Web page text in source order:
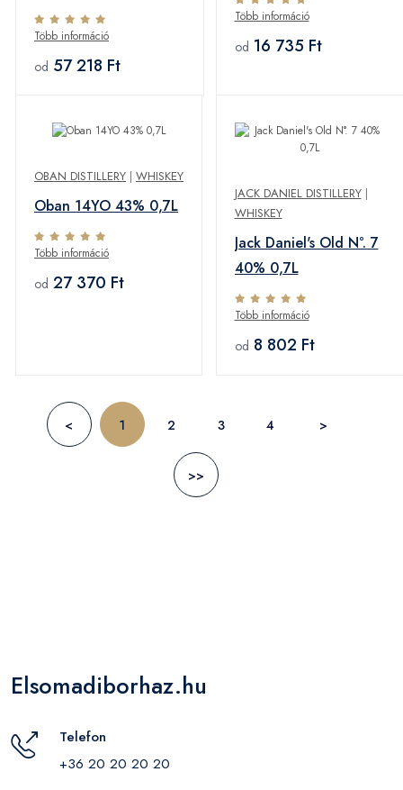
Több információ
od 57 218 Ft
Több információ
od 16 735 Ft
OBAN DISTILLERY | WHISKEY
Oban 14YO 43% 0,7L
Több információ
od 27 370 Ft
JACK DANIEL DISTILLERY|
WHISKEY
Jack Daniel's Old N°. 7
40% 0,7L
Több információ
od 8 802 Ft
< 1 2 3 4 >
>>
Elsomadiborhaz.hu
Telefon
+36 20 20 20 20